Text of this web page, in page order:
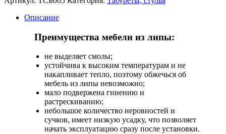
Описание
Преимущества мебели из липы:
не выделяет смолы;
устойчива к высоким температурам и не
накапливает тепло, поэтому обжечься об
мебель из липы невозможно;
мало подвержена гниению и
растрескиванию;
небольшое количество неровностей и
сучков, имеет низкую усадку, что позволяет
начать эксплуатацию сразу после установки.